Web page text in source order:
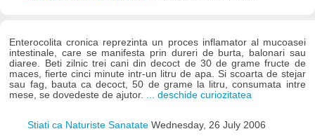
Enterocolita cronica reprezinta un proces inflamator al mucoasei
intestinale, care se manifesta prin dureri de burta, balonari sau
diaree. Beti zilnic trei cani din decoct de 30 de grame fructe de
maces, fierte cinci minute intr-un litru de apa. Si scoarta de stejar
sau fag, bauta ca decoct, 50 de grame la litru, consumata intre
mese, se dovedeste de ajutor. ... deschide curiozitatea
Stiati ca Naturiste Sanatate Wednesday, 26 July 2006